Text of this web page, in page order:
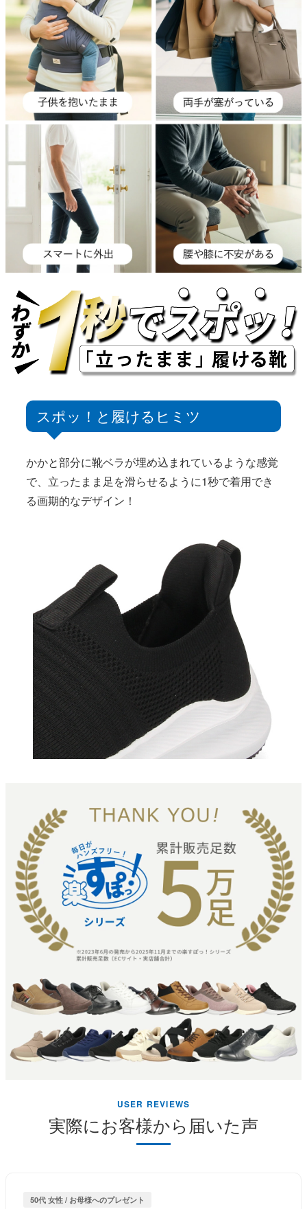
SKECHERS
moz
new balance
puma
Parade
SKECHERS
GAP
EDWIN
new balance
SKECHERS
new balance
asics
瞬足
ビジネスバッグ
トートバッグ
ショルダーバッグ
財布
ご利用ガイド
会員サービス
お問い合わせ
メルマガ購買
営業日カレンダー
休業日 お問い合わせ窓口休業日
2026 年8月
日 月 火 木 金
土
3 4 5 6 7
8
9
10 11 12 13 14
15
17 18 19 20 21
22
23
25 26 27 28
29
31
2026 年9月
日 火 水 木
6
7 8 9 10 11
12
13
14 15 16 17 18
19
20
21 22
新規会員登録
会社概要
プライバシーポリシー
特定商取引法に基づく表示
お問い合わせ
スポッ！と履けるヒミツ
かかと部分に靴ベラが埋め込まれているような感覚
で、立ったまま足を滑らせるように1秒で着用でき
る画期的なデザイン！
USER REVIEWS
実際にお客様から届いた声
50代 女性 / お母様へのプレゼント